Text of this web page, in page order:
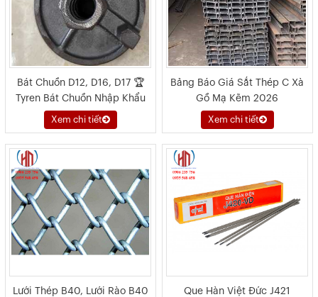
Bát Chuồn D12, D16, D17 🏆
Tyren Bát Chuồn Nhập Khẩu
2026
Xem chi tiết
Bảng Báo Giá Sắt Thép C Xà
Gồ Mạ Kẽm 2026
Xem chi tiết
Lưới Thép B40, Lưới Rào B40
Que Hàn Việt Đức J421